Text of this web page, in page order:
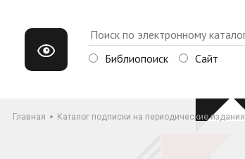
Библиопоиск Сайт
Главная Каталог подписки на периодические издания